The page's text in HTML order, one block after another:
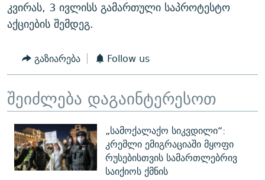
კვირას, 3 ივლისს გამართული საპროტესტო
აქციების შემდეგ.
გაზიარება Follow us
შეიძლება დაგაინტერესოთ
„სამოქალაქო სიკვდილი“:
კრემლი ემიგრაციაში მყოფი
რუსებისთვის სამართლებრივ
საიქიოს ქმნის